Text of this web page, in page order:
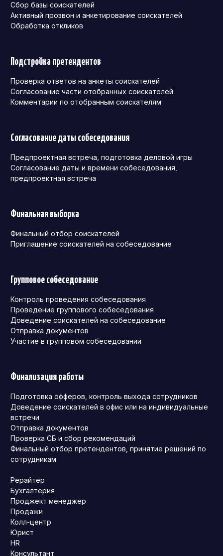
Сбор базы соискателей
Активный прозвон и анкетирование соискателей
Обработка откликов
Подстройка претендентов
Проверка ответов на анкеты соискателей
Согласование части отобранных соискателей
Комментарии по отобранным соискателям
Согласование даты собеседования
Предпроектная встреча, подготовка деловой игры
Согласование даты и времени собеседования,
предпроектная встреча
Финальная выборка
Финальный отбор соискателей
Приглашение соискателей на собеседование
Групповое собеседование
Контроль проведения собеседования
Проведение группового собеседования
Доведение соискателей на собеседование
Отправка документов
Участие в групповом собеседовании
Финализация работы
Подготовка офферов, контроль выхода сотрудников
Доведение соискателей в офис или на индивидуальные
встречи
Отправка документов
Проверка СБ и сбор рекомендаций
Финальный отбор претендентов, принятие решений по
сотрудникам
Рерайтер
Бухгалтерия
Проджект менеджер
Продажи
Колл-центр
Юрист
HR
Консультант